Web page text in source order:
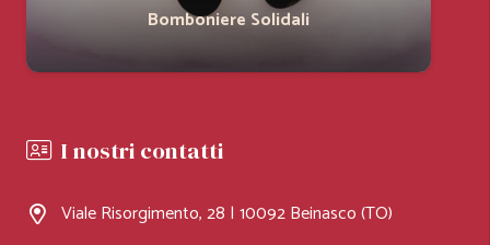
Bomboniere Solidali
I nostri contatti
Viale Risorgimento, 28 | 10092 Beinasco (TO)